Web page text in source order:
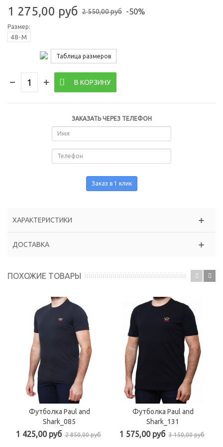
1 275,00 руб 2 550,00 руб -50%
Размер:
48-M
Таблица размеров
В КОРЗИНУ
ЗАКАЗАТЬ ЧЕРЕЗ ТЕЛЕФОН
Заказ в 1 клик
ХАРАКТЕРИСТИКИ
ДОСТАВКА
ПОХОЖИЕ ТОВАРЫ
Футболка Paul and
Shark_085
1 425,00 руб 2 850,00 руб
Футболка Paul and
Shark_131
1 575,00 руб 3 150,00 руб